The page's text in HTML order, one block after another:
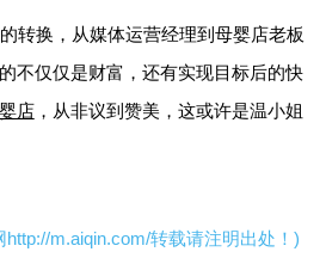
转换，从媒体运营经理到母婴店老板
不仅仅是财富，还有实现目标后的快
店，从非议到赞美，这或许是温小姐
m.aiqin.com/转载请注明出处！)